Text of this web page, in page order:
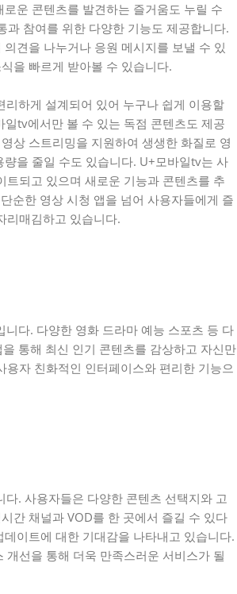
운 콘텐츠를 발견하는 즐거움도 누릴 수
참여를 위한 다양한 기능도 제공합니다.
견을 나누거나 응원 메시지를 보낼 수 있
을 빠르게 받아볼 수 있습니다.
하게 설계되어 있어 누구나 쉽게 이용할
tv에서만 볼 수 있는 독점 콘텐츠도 제공
상 스트리밍을 지원하여 생생한 화질로 영
을 줄일 수도 있습니다. U+모바일tv는 사
되고 있으며 새로운 기능과 콘텐츠를 추
순한 영상 시청 앱을 넘어 사용자들에게 즐
리매김하고 있습니다.
다. 다양한 영화 드라마 예능 스포츠 등 다
통해 최신 인기 콘텐츠를 감상하고 자신만
자 친화적인 인터페이스와 편리한 기능으
. 사용자들은 다양한 콘텐츠 선택지와 고
간 채널과 VOD를 한 곳에서 즐길 수 있다
이트에 대한 기대감을 나타내고 있습니다.
선을 통해 더욱 만족스러운 서비스가 될